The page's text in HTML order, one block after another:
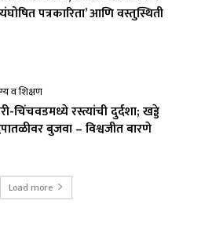
पत्रकारिता’ आणि वस्तुस्थिती
व शिक्षण
चिंचवडमध्ये रस्त्यांची दुर्दशा; खड्डे
बुजवा – विश्वजीत बारणे
Load more